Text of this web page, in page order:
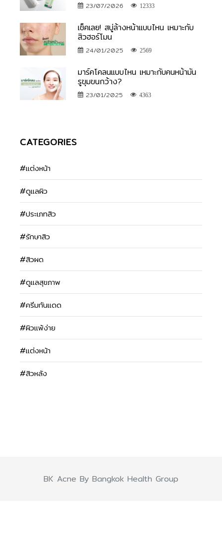
23/07/2026 12333
เช็คเลย! สบู่ล้างหน้าแบบไหน เหมาะกับ
สิวฮอร์โมน
24/01/2025 2569
มาร์คโคลนแบบไหน เหมาะกับคนหน้ามัน
รูขุมขนกว้าง?
23/01/2025 4363
CATEGORIES
#แต่งหน้า
#ดูแลผิว
#ประเภทสิว
#รักษาสิว
#สิวผด
#ดูแลสุขภาพ
#ครีมกันแดด
#ผิวแพ้ง่าย
#แต่งหน้า
#สิวหลัง
BK Acne By Bangkok Health Group